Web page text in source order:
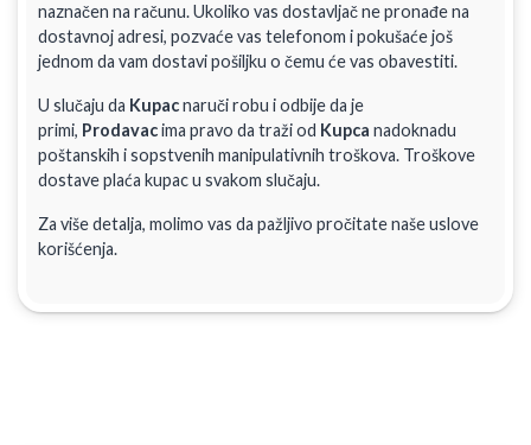
naznačen na računu. Ukoliko vas dostavljač ne pronađe na
dostavnoj adresi, pozvaće vas telefonom i pokušaće još
jednom da vam dostavi pošiljku o čemu će vas obavestiti.
U slučaju da Kupacnaruči robu i odbije da je
primi, Prodavacima pravo da traži od Kupca nadoknadu
poštanskih i sopstvenih manipulativnih troškova. Troškove
dostave plaća kupac u svakom slučaju.
Za više detalja, molimo vas da pažljivo pročitate naše uslove
korišćenja.